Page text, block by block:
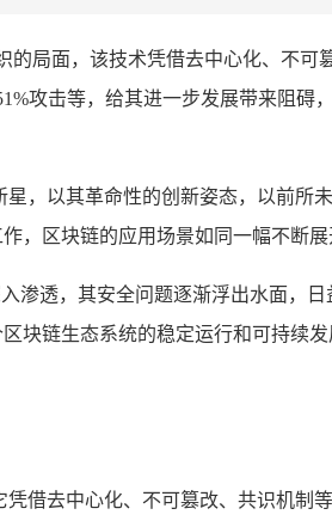
局面，该技术凭借去中心化、不可
攻击等，给其进一步发展带来阻碍
，以其革命性的创新姿态，以前
，区块链的应用场景如同一幅不断
渗透，其安全问题逐渐浮出水面，
块链生态系统的稳定运行和可持续
借去中心化、不可篡改、共识机